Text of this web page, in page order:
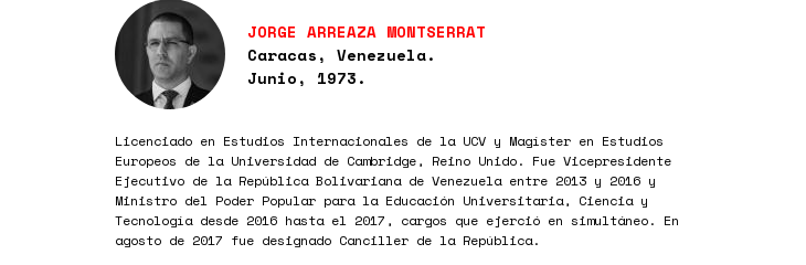
JORGE ARREAZA MONTSERRAT
Caracas, Venezuela.
Junio, 1973.
Licenciado en Estudios Internacionales de la UCV y Magíster en Estudios
Europeos de la Universidad de Cambridge, Reino Unido. Fue Vicepresidente
Ejecutivo de la República Bolivariana de Venezuela entre 2013 y 2016 y
Ministro del Poder Popular para la Educación Universitaria, Ciencia y
Tecnología desde 2016 hasta el 2017, cargos que ejerció en simultáneo. En
agosto de 2017 fue designado Canciller de la República.